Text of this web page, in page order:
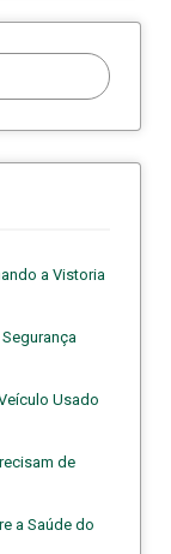
a Vistoria
Usado
de
a Saúde do